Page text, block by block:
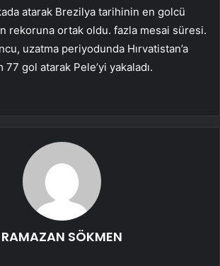
atarak Brezilya tarihinin en golcü
rekoruna ortak oldu. fazla mesai süresi.
uzatma periyodunda Hırvatistan’a
77 gol atarak Pele’yi yakaladı.
RAMAZAN SÖKMEN